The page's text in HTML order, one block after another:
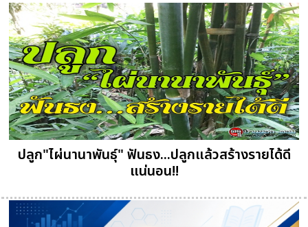
ปลูก"ไผ่นานาพันธุ์" ฟันธง...ปลูกแล้วสร้างรายได้ดี
แน่นอน!!